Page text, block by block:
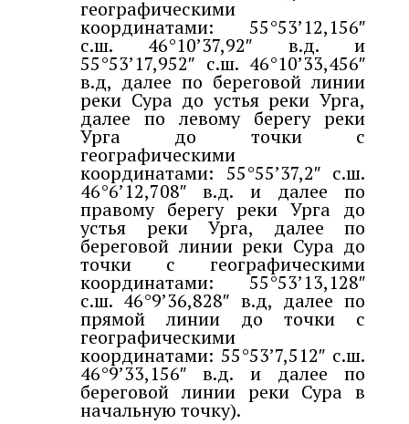
географическими
координатами: 55°53’12,156″
с.ш. 46°10’37,92″ в.д. и
55°53’17,952″ с.ш. 46°10’33,456″
в.д, далее по береговой линии
реки Сура до устья реки Урга,
далее по левому берегу реки
Урга до точки с
географическими
координатами: 55°55’37,2″ с.ш.
46°6’12,708″ в.д. и далее по
правому берегу реки Урга до
устья реки Урга, далее по
береговой линии реки Сура до
точки с географическими
координатами: 55°53’13,128″
с.ш. 46°9’36,828″ в.д, далее по
прямой линии до точки с
географическими
координатами: 55°53’7,512″ с.ш.
46°9’33,156″ в.д. и далее по
береговой линии реки Сура в
начальную точку).